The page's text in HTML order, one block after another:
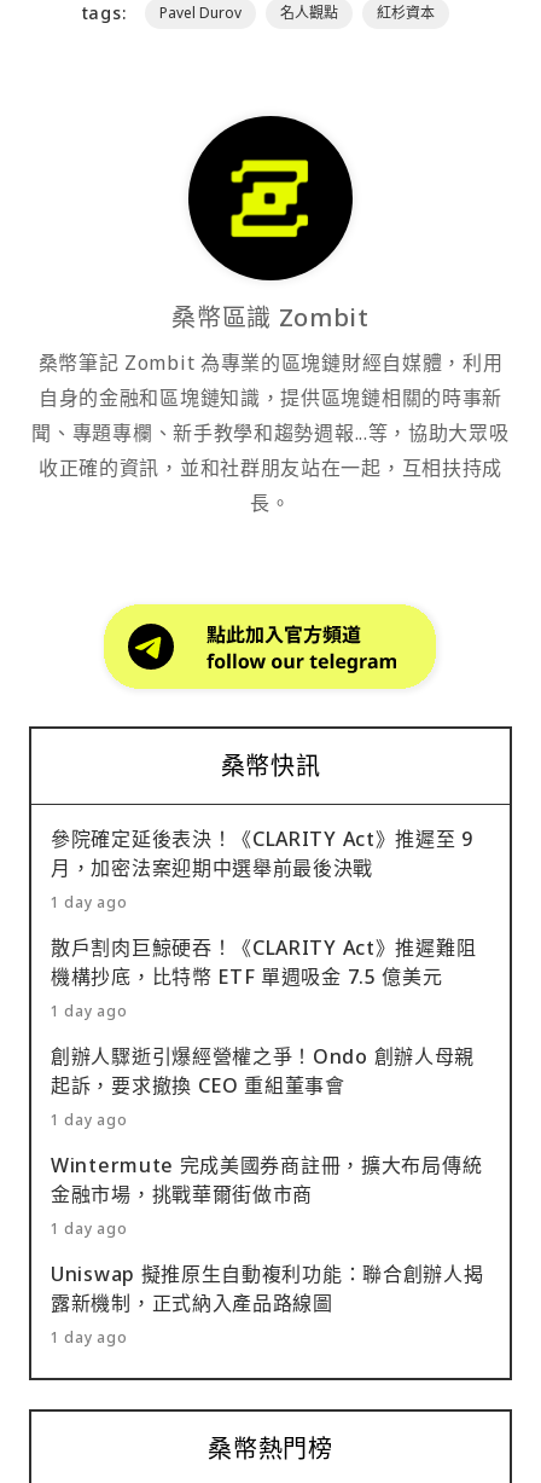
tags: Pavel Durov 名人觀點 紅杉資本
桑幣區識 Zombit
桑幣筆記 Zombit 為專業的區塊鏈財經自媒體，利用
自身的金融和區塊鏈知識，提供區塊鏈相關的時事新
聞、專題專欄、新手教學和趨勢週報...等，協助大眾吸
收正確的資訊，並和社群朋友站在一起，互相扶持成
長。
桑幣快訊
參院確定延後表決！《CLARITY Act》推遲至 9
月，加密法案迎期中選舉前最後決戰
1 day ago
散戶割肉巨鯨硬吞！《CLARITY Act》推遲難阻
機構抄底，比特幣 ETF 單週吸金 7.5 億美元
1 day ago
創辦人驟逝引爆經營權之爭！Ondo 創辦人母親
起訴，要求撤換 CEO 重組董事會
1 day ago
Wintermute 完成美國券商註冊，擴大布局傳統
金融市場，挑戰華爾街做市商
1 day ago
Uniswap 擬推原生自動複利功能：聯合創辦人揭
露新機制，正式納入產品路線圖
1 day ago
桑幣熱門榜